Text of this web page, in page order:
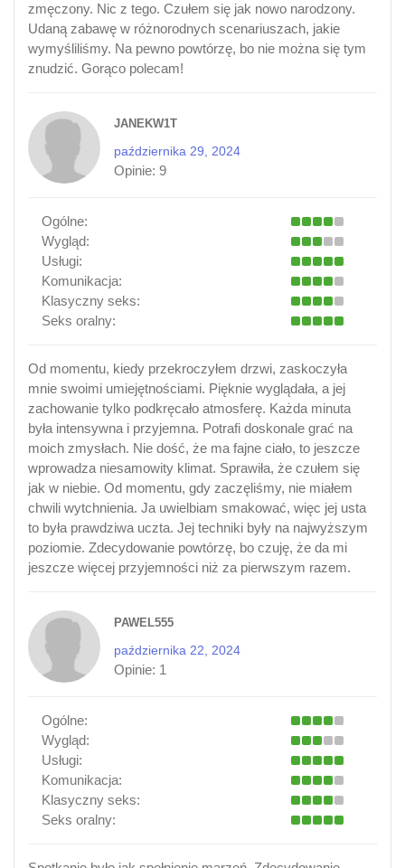
zmęczony. Nic z tego. Czułem się jak nowo narodzony.
Udaną zabawę w różnorodnych scenariuszach, jakie
wymyśliliśmy. Na pewno powtórzę, bo nie można się tym
znudzić. Gorąco polecam!
JANEKW1T
października 29, 2024
Opinie: 9
Ogólne:
Wygląd:
Usługi:
Komunikacja:
Klasyczny seks:
Seks oralny:
Od momentu, kiedy przekroczyłem drzwi, zaskoczyła
mnie swoimi umiejętnościami. Pięknie wyglądała, a jej
zachowanie tylko podkręcało atmosferę. Każda minuta
była intensywna i przyjemna. Potrafi doskonale grać na
moich zmysłach. Nie dość, że ma fajne ciało, to jeszcze
wprowadza niesamowity klimat. Sprawiła, że czułem się
jak w niebie. Od momentu, gdy zaczęliśmy, nie miałem
chwili wytchnienia. Ja uwielbiam smakować, więc jej usta
to była prawdziwa uczta. Jej techniki były na najwyższym
poziomie. Zdecydowanie powtórzę, bo czuję, że da mi
jeszcze więcej przyjemności niż za pierwszym razem.
PAWEL555
października 22, 2024
Opinie: 1
Ogólne:
Wygląd:
Usługi:
Komunikacja:
Klasyczny seks:
Seks oralny: